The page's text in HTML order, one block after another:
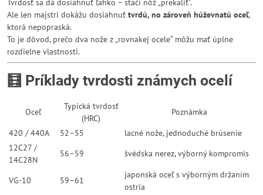
Ale len majstri dokážu dosiahnuť tvrdú, no zároveň húževnatú oceľ,
ktorá nepopraská.
To je dôvod, prečo dva nože z „rovnakej ocele“ môžu mať úplne
rozdielne vlastnosti.
🧮 Príklady tvrdosti známych ocelí
Oceľ
Typická tvrdosť
(HRC)
Poznámka
420 / 440A
52–55
lacné nože, jednoduché brúsenie
12C27 /
14C28N
56–59 švédska nerez, výborný kompromis
VG-10 59–61
japonská oceľ s výborným držaním
ostria